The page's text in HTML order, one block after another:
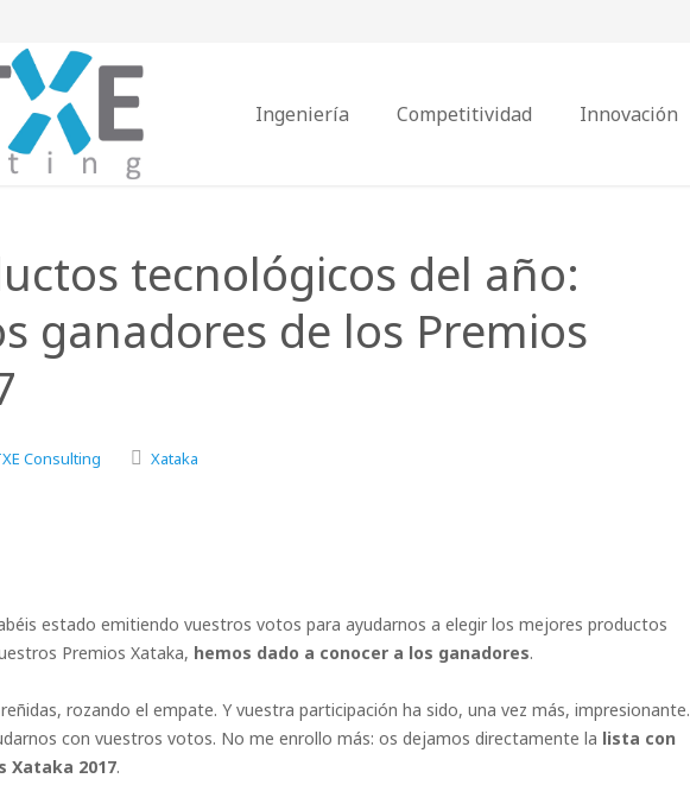
Ingeniería Competitividad Innovación
tecnológicos del año:
ganadores de los Premios
Consulting Xataka
estado emitiendo vuestros votos para ayudarnos a elegir los mejores productos
Premios Xataka, hemos dado a conocer a los ganadores.
rozando el empate. Y vuestra participación ha sido, una vez más, impresionante.
con vuestros votos. No me enrollo más: os dejamos directamente la lista con
Xataka 2017.